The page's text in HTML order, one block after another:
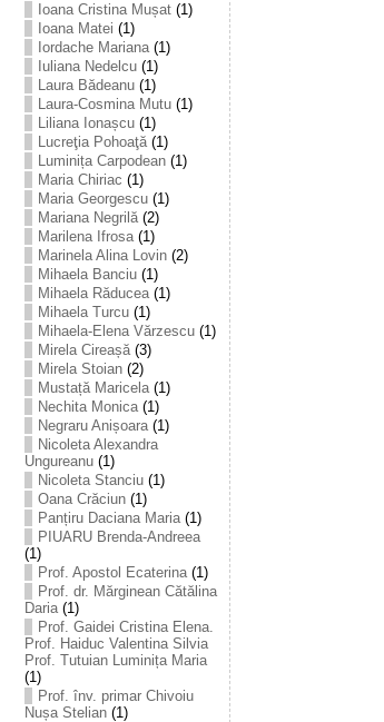
Ioana Cristina Mușat(1)
Ioana Matei (1)
Iordache Mariana(1)
Iuliana Nedelcu(1)
Laura Bădeanu(1)
Laura-Cosmina Mutu(1)
Liliana Ionașcu(1)
Lucreţia Pohoaţă(1)
Luminița Carpodean(1)
Maria Chiriac (1)
Maria Georgescu(1)
Mariana Negrilă(2)
Marilena Ifrosa(1)
Marinela Alina Lovin(2)
Mihaela Banciu(1)
Mihaela Răducea(1)
Mihaela Turcu(1)
Mihaela-Elena Vărzescu(1)
Mirela Cireașă(3)
Mirela Stoian(2)
Mustață Maricela(1)
Nechita Monica(1)
Negraru Anișoara(1)
Nicoleta Alexandra
Ungureanu(1)
Nicoleta Stanciu(1)
Oana Crăciun(1)
Panțiru Daciana Maria(1)
PIUARU Brenda-Andreea
(1)
Prof. Apostol Ecaterina(1)
Prof. dr. Mărginean Cătălina
Daria(1)
Prof. Gaidei Cristina Elena.
Prof. Haiduc Valentina Silvia
Prof. Tutuian Luminița Maria
(1)
Prof. înv. primar Chivoiu
Nușa Stelian(1)